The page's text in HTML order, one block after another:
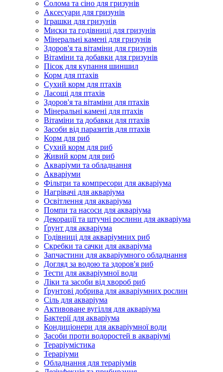
Солома та сіно для гризунів
Аксесуари для гризунів
Іграшки для гризунів
Миски та годівниці для гризунів
Мінеральні камені для гризунів
Здоров'я та вітаміни для гризунів
Вітаміни та добавки для гризунів
Пісок для купання шиншил
Корм для птахів
Сухий корм для птахів
Ласощі для птахів
Здоров'я та вітаміни для птахів
Мінеральні камені для птахів
Вітаміни та добавки для птахів
Засоби від паразитів для птахів
Корм для риб
Сухий корм для риб
Живий корм для риб
Акваріуми та обладнання
Акваріуми
Фільтри та компресори для акваріума
Нагрівачі для акваріума
Освітлення для акваріума
Помпи та насоси для акваріума
Декорації та штучні рослини для акваріума
Ґрунт для акваріума
Годівниці для акваріумних риб
Скребки та сачки для акваріума
Запчастини для акваріумного обладнання
Догляд за водою та здоров'я риб
Тести для акваріумної води
Ліки та засоби від хвороб риб
Ґрунтові добрива для акваріумних рослин
Сіль для акваріума
Активоване вугілля для акваріума
Бактерії для акваріума
Кондиціонери для акваріумної води
Засоби проти водоростей в акваріумі
Тераріумістика
Тераріуми
Обладнання для тераріумів